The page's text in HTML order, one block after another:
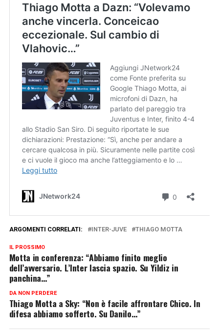
ARGOMENTI CORRELATI: INTER-JUVE THIAGO MOTTA
IL PROSSIMO
Motta in conferenza: “Abbiamo finito meglio
dell’avversario. L’Inter lascia spazio. Su Yildiz in
panchina…”
DA NON PERDERE
Thiago Motta a Sky: “Non è facile affrontare Chico. In
difesa abbiamo sofferto. Su Danilo…”